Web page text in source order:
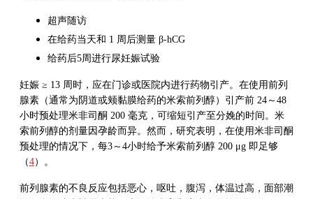
超声随访
在给药当天和 1 周后测量 β-hCG
给药后5周进行尿妊娠试验
妊娠 ≥ 13 周时，应在门诊或医院内进行药物引产。在使用前列
腺素（通常为阴道或颊黏膜给药的米索前列醇）引产前 24～48
小时预处理米非司酮 200 毫克，可缩短引产至分娩的时间。米
索前列醇的剂量因孕龄而异。然而，研究表明，在使用米非司酮
预处理的情况下，每3～4小时给予米索前列醇 200 μg 即足够
（4）。
前列腺素的不良反应包括恶心，呕吐，腹泻，体温过高，面部潮